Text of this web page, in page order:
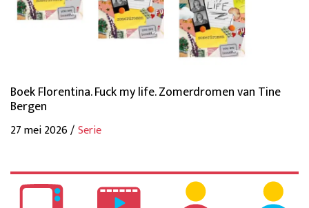
Boek Florentina. Fuck my life. Zomerdromen van Tine
Bergen
27 mei 2026 /Serie